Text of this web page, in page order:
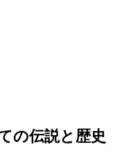
の伝説と歴史